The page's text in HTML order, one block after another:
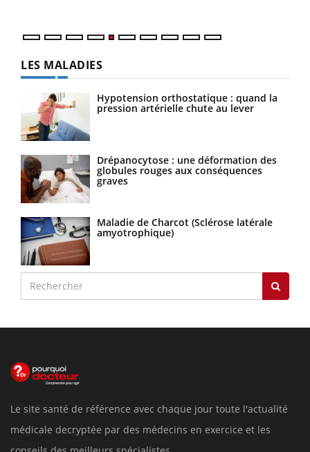
LES MALADIES
Hypotension orthostatique : quand la
pression artérielle chute au lever
Drépanocytose : une déformation des
globules rouges aux conséquences
graves
Maladie de Charcot (Sclérose latérale
amyotrophique)
Le site santé de référence avec chaque jour toute l'actualité
médicale decryptée par des médecins en exercice et les